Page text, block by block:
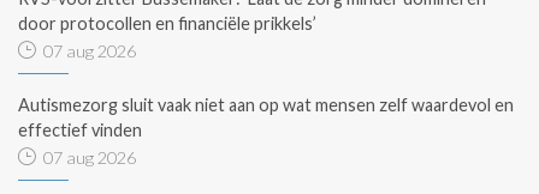
door protocollen en financiële prikkels’
07 aug 2026
Autismezorg sluit vaak niet aan op wat mensen zelf waardevol en
effectief vinden
07 aug 2026